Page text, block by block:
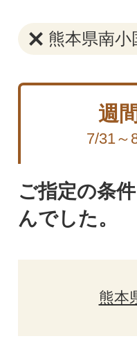
熊本県南小
週間
7/31～
ご指定の条
んでした。
熊本